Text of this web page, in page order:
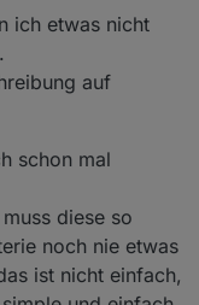
dir ;-) )
zu
Tage abwarten,
Hinweisen
ich etwas nicht
auf
schon mal
diese so
noch nie etwas
ist nicht einfach,